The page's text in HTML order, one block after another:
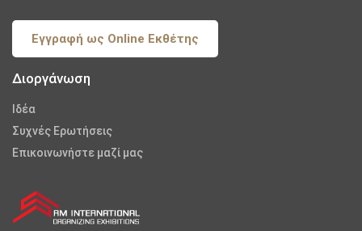
Εγγραφή ως Online Εκθέτης
Διοργάνωση
Iδέα
Συχνές Ερωτήσεις
Επικοινωνήστε μαζί μας